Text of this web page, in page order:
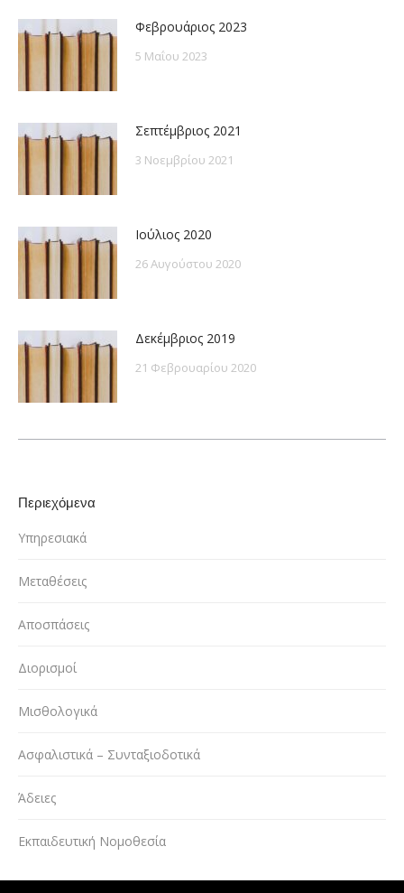
Φεβρουάριος 2023
5 Μαΐου 2023
Σεπτέμβριος 2021
3 Νοεμβρίου 2021
Ιούλιος 2020
26 Αυγούστου 2020
Δεκέμβριος 2019
21 Φεβρουαρίου 2020
Περιεχόμενα
Υπηρεσιακά
Μεταθέσεις
Αποσπάσεις
Διορισμοί
Μισθολογικά
Ασφαλιστικά – Συνταξιοδοτικά
Άδειες
Εκπαιδευτική Νομοθεσία